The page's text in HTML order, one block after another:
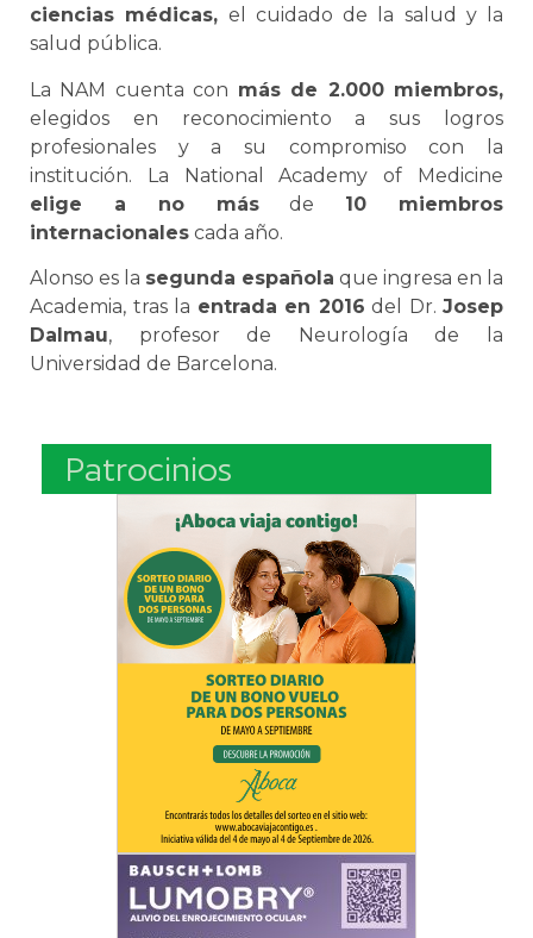
ciencias médicas, el cuidado de la salud y la
salud pública.
La NAM cuenta con más de 2.000 miembros,
elegidos en reconocimiento a sus logros
profesionales y a su compromiso con la
institución. La National Academy of Medicine
elige a no másde 10 miembros
internacionales cada año.
Alonso es la segunda española que ingresa en la
Academia, tras la entrada en 2016 del Dr. Josep
Dalmau, profesor de Neurología de la
Universidad de Barcelona.
Patrocinios